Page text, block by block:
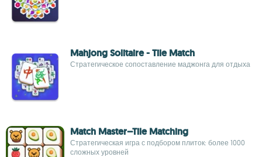
Mahjong Solitaire - Tile Match
Стратегическое сопоставление маджонга для отдыха
Match Master–Tile Matching
Стратегическая игра с подбором плиток: более 1000
сложных уровней